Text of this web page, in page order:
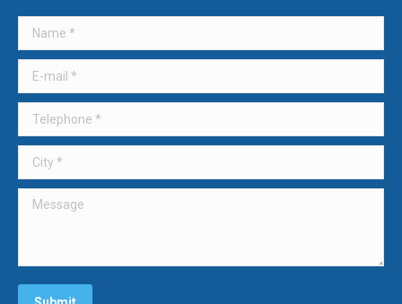
Name *
E-mail *
Telephone *
City *
Message